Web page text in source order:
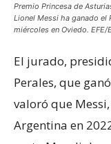
Premio Princesa de
Lionel Messi ha ganado el
miércoles en Oviedo. EFE/
El jurado,
Perales, que
valoró que
Argentina en